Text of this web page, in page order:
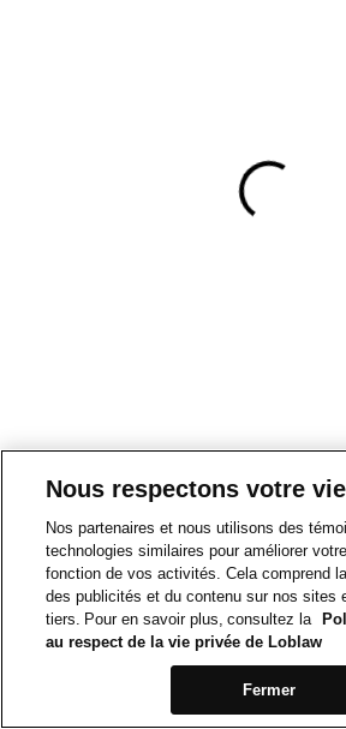
Nous respectons votre
Nos partenaires et nous utilisons des
technologies similaires pour améliorer
fonction de vos activités. Cela comprend
des publicités et du contenu sur nos sites
tiers. Pour en savoir plus, consultez la
au respect de la vie privée de Loblaw
Fermer